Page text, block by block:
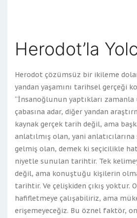
Herodot’la
Herodot çözümsüz bir ikileme
yandan yaşamını tarihsel gerçeği
“İnsanoğlunun yaptıkları zamanla
çabasına adar, diğer yandan
kaynak gerçek tarih değil, ama
anlatılmış olan, yani
gelmiş olan, demek ki seçicilikle
niyetle sunulan tarihtir. Tek
değil, ama konuştuğu kişilerin
tarihtir. Ve çelişkiden çıkış yoktur.
hafifletmeye çalışabiliriz, ama
erişemeyeceğiz. Bu öznel faktör,